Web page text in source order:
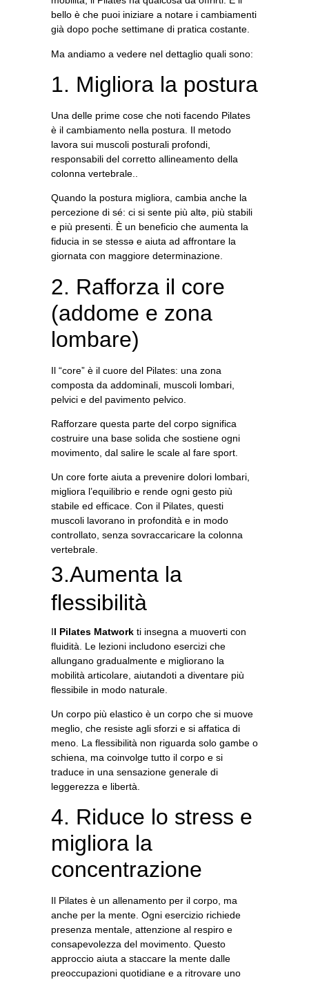
bello è che puoi iniziare a notare i cambiamenti
già dopo poche settimane di pratica costante.
Ma andiamo a vedere nel dettaglio quali sono:
1. Migliora la postura
Una delle prime cose che noti facendo Pilates
è il cambiamento nella postura. Il metodo
lavora sui muscoli posturali profondi,
responsabili del corretto allineamento della
colonna vertebrale.
Quando la postura migliora, cambia anche la
percezione di sé: ci si sente più altə, più stabili
e più presenti. È un beneficio che aumenta la
fiducia in se stessə e aiuta ad affrontare la
giornata con maggiore determinazione.
2. Rafforza il core
(addome e zona
lombare)
Il “core” è il cuore del Pilates: una zona
composta da addominali, muscoli lombari,
pelvici e del pavimento pelvico.
Rafforzare questa parte del corpo significa
costruire una base solida che sostiene ogni
movimento, dal salire le scale al fare sport.
Un core forte aiuta a prevenire dolori lombari,
migliora l’equilibrio e rende ogni gesto più
stabile ed efficace. Con il Pilates, questi
muscoli lavorano in profondità e in modo
controllato, senza sovraccaricare la colonna
vertebrale.
3.Aumenta la
flessibilità
Il Pilates Matwork ti insegna a muoverti con
fluidità. Le lezioni includono esercizi che
allungano gradualmente e migliorano la
mobilità articolare, aiutandoti a diventare più
flessibile in modo naturale.
Un corpo più elastico è un corpo che si muove
meglio, che resiste agli sforzi e si affatica di
meno. La flessibilità non riguarda solo gambe o
schiena, ma coinvolge tutto il corpo e si
traduce in una sensazione generale di
leggerezza e libertà.
4. Riduce lo stress e
migliora la
concentrazione
Il Pilates è un allenamento per il corpo, ma
anche per la mente. Ogni esercizio richiede
presenza mentale, attenzione al respiro e
consapevolezza del movimento. Questo
approccio aiuta a staccare la mente dalle
preoccupazioni quotidiane e a ritrovare uno